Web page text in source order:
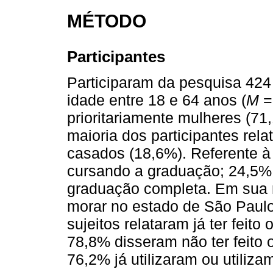
MÉTODO
Participantes
Participaram da pesquisa
idade entre 18 e 64 anos (M
prioritariamente mulheres
maioria dos participantes
casados (18,6%). Referente
cursando a graduação;
graduação completa. Em
morar no estado de São
sujeitos relataram já ter feito
78,8% disseram não ter feito
76,2% já utilizaram ou